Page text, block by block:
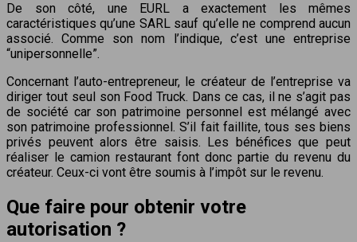
De son côté, une EURL a exactement les mêmes
caractéristiques qu’une SARL sauf qu’elle ne comprend aucun
associé. Comme son nom l’indique, c’est une entreprise
“unipersonnelle”.
Concernant l’auto-entrepreneur, le créateur de l’entreprise va
diriger tout seul son Food Truck. Dans ce cas, il ne s’agit pas
de société car son patrimoine personnel est mélangé avec
son patrimoine professionnel. S’il fait faillite, tous ses biens
privés peuvent alors être saisis. Les bénéfices que peut
réaliser le camion restaurant font donc partie du revenu du
créateur. Ceux-ci vont être soumis à l’impôt sur le revenu.
Que faire pour obtenir votre
autorisation ?